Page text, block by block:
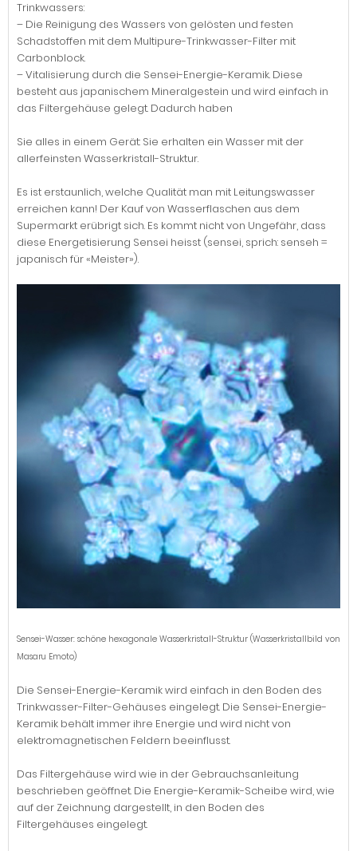
Trinkwassers:
– Die Reinigung des Wassers von gelösten und festen
Schadstoffen mit dem Multipure-Trinkwasser-Filter mit
Carbonblock.
– Vitalisierung durch die Sensei-Energie-Keramik. Diese
besteht aus japanischem Mineralgestein und wird einfach in
das Filtergehäuse gelegt. Dadurch haben
Sie alles in einem Gerät: Sie erhalten ein Wasser mit der
allerfeinsten Wasserkristall-Struktur.
Es ist erstaunlich, welche Qualität man mit Leitungswasser
erreichen kann! Der Kauf von Wasserflaschen aus dem
Supermarkt erübrigt sich. Es kommt nicht von Ungefähr, dass
diese Energetisierung Sensei heisst (sensei, sprich: senseh =
japanisch für «Meister»).
Sensei-Wasser: schöne hexagonale Wasserkristall-Struktur (Wasserkristallbild von
Masaru Emoto)
Die Sensei-Energie-Keramik wird einfach in den Boden des
Trinkwasser-Filter-Gehäuses eingelegt. Die Sensei-Energie-
Keramik behält immer ihre Energie und wird nicht von
elektromagnetischen Feldern beeinflusst.
Das Filtergehäuse wird wie in der Gebrauchsanleitung
beschrieben geöffnet. Die Energie-Keramik-Scheibe wird, wie
auf der Zeichnung dargestellt, in den Boden des
Filtergehäuses eingelegt.